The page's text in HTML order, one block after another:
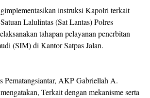
instruksi Kapolri terkait
Lalulintas (Sat Lantas) Polres
tahapan pelayanan penerbitan
(SIM) di Kantor Satpas Jalan.
Pematangsiantar, AKP Gabriellah A.
Terkait dengan mekanisme serta